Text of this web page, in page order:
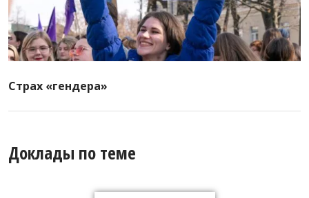
Страх «гендера»
Доклады по теме